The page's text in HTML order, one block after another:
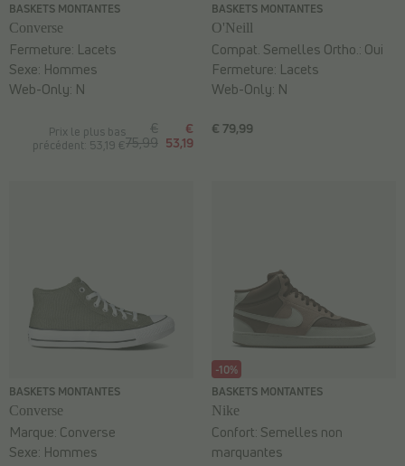
BASKETS MONTANTES
Converse
Prix le plus bas
précédent: 53,19 €
€
75,99
€
53,19
Fermeture: Lacets
Sexe: Hommes
Web-Only: N
BASKETS MONTANTES
O'Neill
€ 79,99
Compat. Semelles Ortho.: Oui
Fermeture: Lacets
Web-Only: N
BASKETS MONTANTES
Converse
Marque: Converse
Sexe: Hommes
-10%
BASKETS MONTANTES
Nike
Confort: Semelles non
marquantes